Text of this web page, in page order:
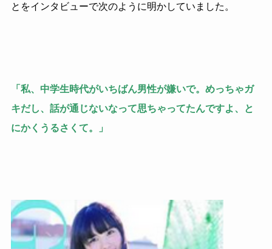
とをインタビューで次のように明かしていました。
「私、中学生時代がいちばん男性が嫌いで。めっちゃガ
キだし、話が通じないなって思ちゃってたんですよ、と
にかくうるさくて。」